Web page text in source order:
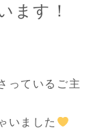
ます！
っているご主
いました